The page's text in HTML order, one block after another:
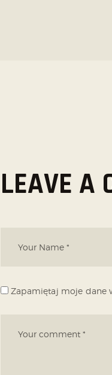
LEAVE A
Zapamiętaj moje dane